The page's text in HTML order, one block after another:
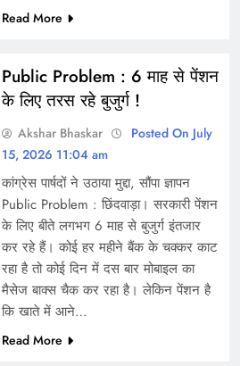
Read More
Public Problem : 6 माह से पेंशन
के लिए तरस रहे बुजुर्ग !
Akshar Bhaskar
Posted On July
15, 2026 11:04 am
कांग्रेस पार्षदों ने उठाया मुद्दा, सौंपा ज्ञापन
Public Problem : छिंदवाड़ा। सरकारी पेंशन
के लिए बीते लगभग 6 माह से बुजुर्ग इंतजार
कर रहे हैं। कोई हर महीने बैंक के चक्कर काट
रहा है तो कोई दिन में दस बार मोबाइल का
मैसेज बाक्स चैक कर रहा है। लेकिन पेंशन है
कि खाते में आने…
Read More